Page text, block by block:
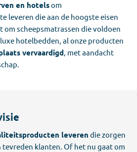
en hotelsom
leveren die aan de hoogste eisen
om scheepsmatrassen die voldoen
hotelbedden, al onze producten
vervaardigd, met aandacht
leveren die zorgen
klanten. Of het nu gaat om